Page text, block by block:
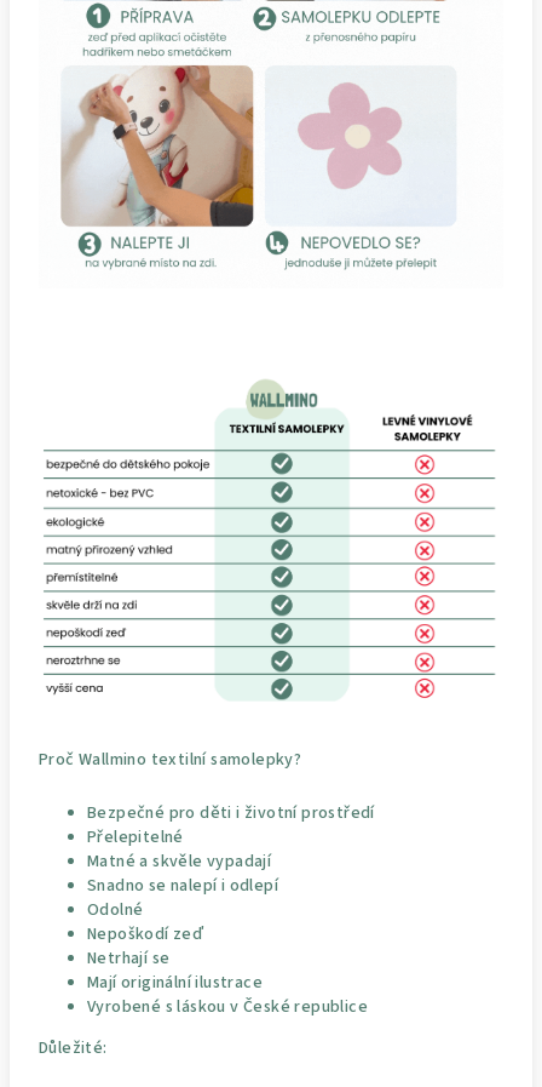
Proč Wallmino textilní samolepky?
Bezpečné pro děti i životní prostředí
Přelepitelné
Matné a skvěle vypadají
Snadno se nalepí i odlepí
Odolné
Nepoškodí zeď
Netrhají se
Mají originální ilustrace
Vyrobené s láskou v České republice
Důležité: